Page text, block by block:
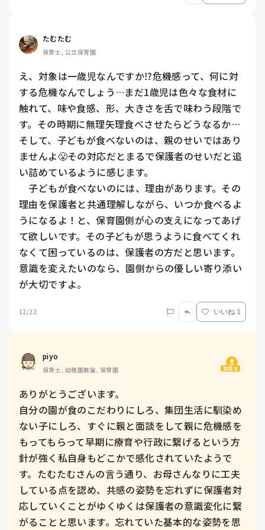
たむたむ
保育士, 公立保育園
え、対象は一歳児なんですか⁉️危機感って、何に対
する危機なんでしょう…まだ1歳児は色々な食材に
触れて、味や食感、形、大きさを舌で味わう段階で
す。その時期に無理矢理食べさせたらどうなるか…
そして、子どもが食べないのは、親のせいではあり
ませんよ😤その対応だとまるで保護者のせいだと追
い詰めているように感じます。
子どもが食べないのには、理由があります。その
理由を保護者と共通理解しながら、いつか食べるよ
うになるよ！と、保育園側が心の支えになってあげ
て欲しいです。その子どもが思うように食べてくれ
なくて困っているのは、保護者の方だと思います。
意識を変えたいのなら、園側からの優しい寄り添い
が大切ですよ。
12/22 いいね 1
piyo
保育士, 幼稚園教諭, 保育園 質問主
ありがとうございます。
自分の園が食のこだわりにしろ、集団生活に馴染め
ない子にしろ、すぐに親と面談をして親に危機感を
もってもらって早期に療育や行政に繋げるという方
針が強く私自身もどこかで感化されていたようで
す。たむたむさんの言う通り、お母さんなりに工夫
している点を認め、共感の姿勢を忘れずに保護者対
応していくことがゆくゆくは保護者の意識変化に繋
がることと思います。忘れていた基本的な姿勢を思